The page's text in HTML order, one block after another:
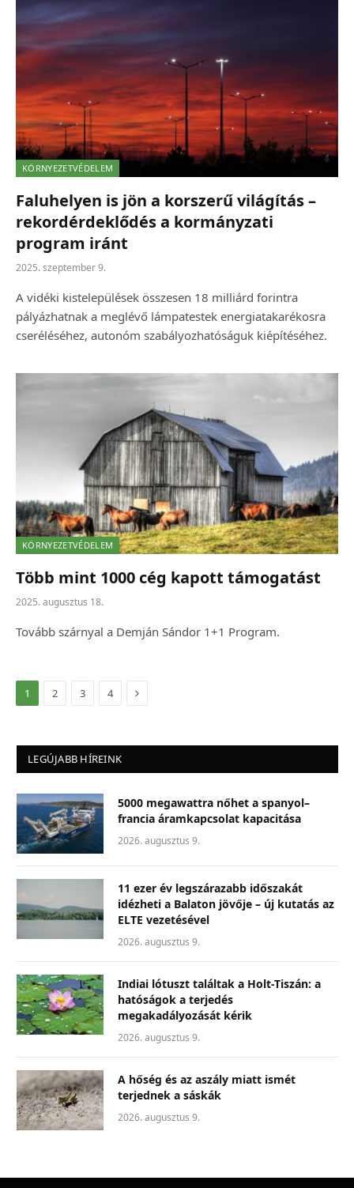
KÖRNYEZETVÉDELEM
Faluhelyen is jön a korszerű világítás –
rekordérdeklődés a kormányzati
program iránt
2025. szeptember 9.
A vidéki kistelepülések összesen 18 milliárd forintra
pályázhatnak a meglévő lámpatestek energiatakarékosra
cseréléséhez, autonóm szabályozhatóságuk kiépítéséhez.
KÖRNYEZETVÉDELEM
Több mint 1000 cég kapott támogatást
2025. augusztus 18.
Tovább szárnyal a Demján Sándor 1+1 Program.
1 2 3 4 Következő
LEGÚJABB HÍREINK
5000 megawattra nőhet a spanyol–
francia áramkapcsolat kapacitása
2026. augusztus 9.
11 ezer év legszárazabb időszakát
idézheti a Balaton jövője – új kutatás az
ELTE vezetésével
2026. augusztus 9.
Indiai lótuszt találtak a Holt-Tiszán: a
hatóságok a terjedés
megakadályozását kérik
2026. augusztus 9.
A hőség és az aszály miatt ismét
terjednek a sáskák
2026. augusztus 9.